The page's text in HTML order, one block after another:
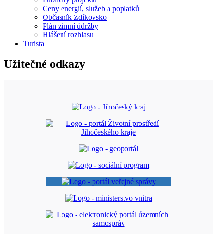
Ceny energií, služeb a poplatků
Občasník Zdíkovsko
Plán zimní údržby
Hlášení rozhlasu
Turista
Užitečné odkazy